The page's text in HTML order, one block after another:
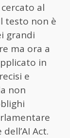
al
testo non è
grandi
ma ora a
in
e
non
Act.